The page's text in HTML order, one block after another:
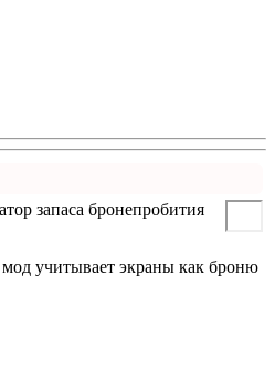
запаса бронепробития
учитывает экраны как броню